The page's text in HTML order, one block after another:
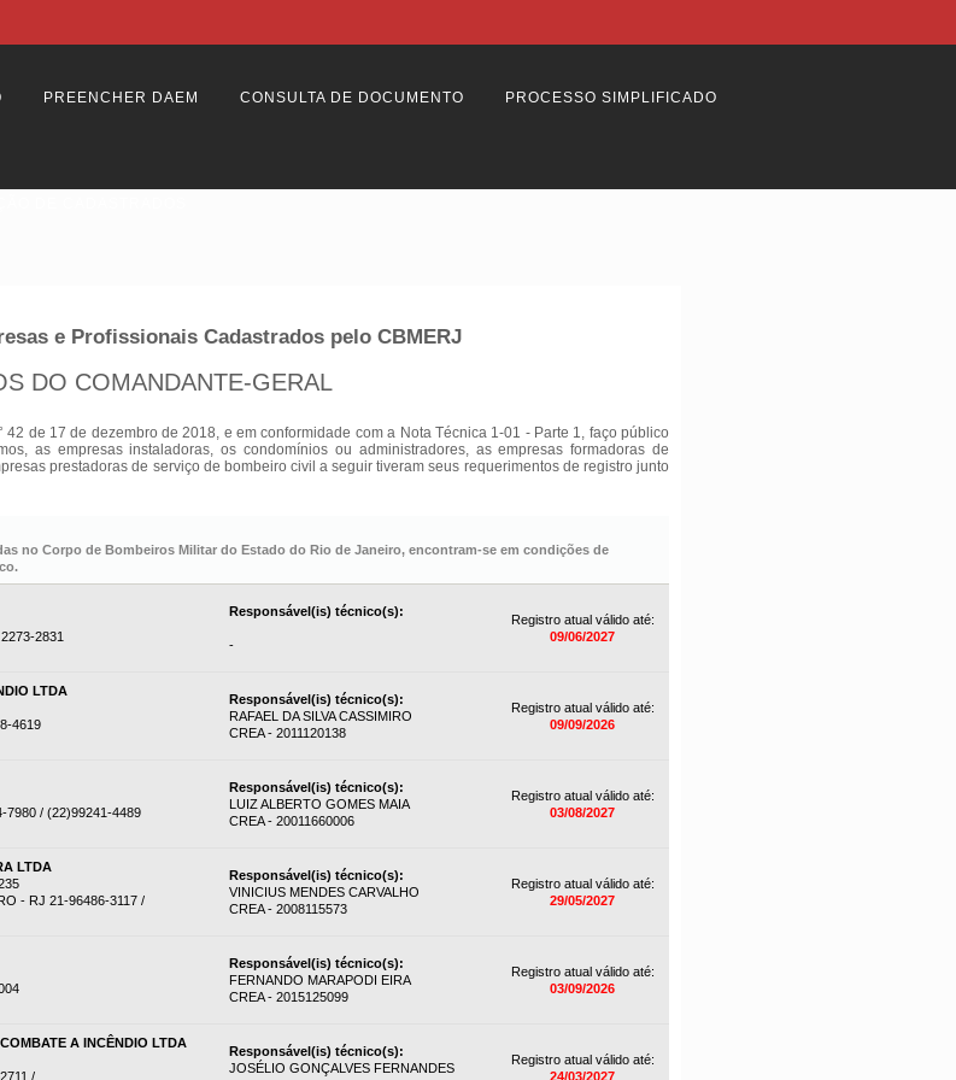
PREENCHER DAEM CONSULTA DE DOCUMENTO PROCESSO SIMPLIFICADO
e Profissionais Cadastrados pelo CBMERJ
DO COMANDANTE-GERAL
de 17 de dezembro de 2018, e em conformidade com a Nota Técnica 1-01 - Parte 1, faço público
as empresas instaladoras, os condomínios ou administradores, as empresas formadoras de
prestadoras de serviço de bombeiro civil a seguir tiveram seus requerimentos de registro junto
no Corpo de Bombeiros Militar do Estado do Rio de Janeiro, encontram-se em condições de
2831
Responsável(is) técnico(s):
-
Registro atual válido até:
09/06/2027
LTDA
4619
Responsável(is) técnico(s):
RAFAEL DA SILVA CASSIMIRO
CREA - 2011120138
Registro atual válido até:
09/09/2026
7980 / (22)99241-4489
Responsável(is) técnico(s):
LUIZ ALBERTO GOMES MAIA
CREA - 20011660006
Registro atual válido até:
03/08/2027
LTDA
- RJ 21-96486-3117 /
Responsável(is) técnico(s):
VINICIUS MENDES CARVALHO
CREA - 2008115573
Registro atual válido até:
29/05/2027
Responsável(is) técnico(s):
FERNANDO MARAPODI EIRA
CREA - 2015125099
Registro atual válido até:
03/09/2026
A INCÊNDIO LTDA
/
Responsável(is) técnico(s):
JOSÉLIO GONÇALVES FERNANDES
Registro atual válido até:
24/03/2027